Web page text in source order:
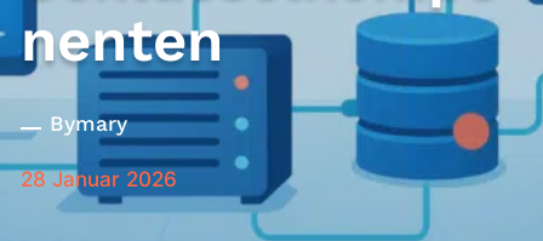
nenten
Bymary
28 Januar 2026